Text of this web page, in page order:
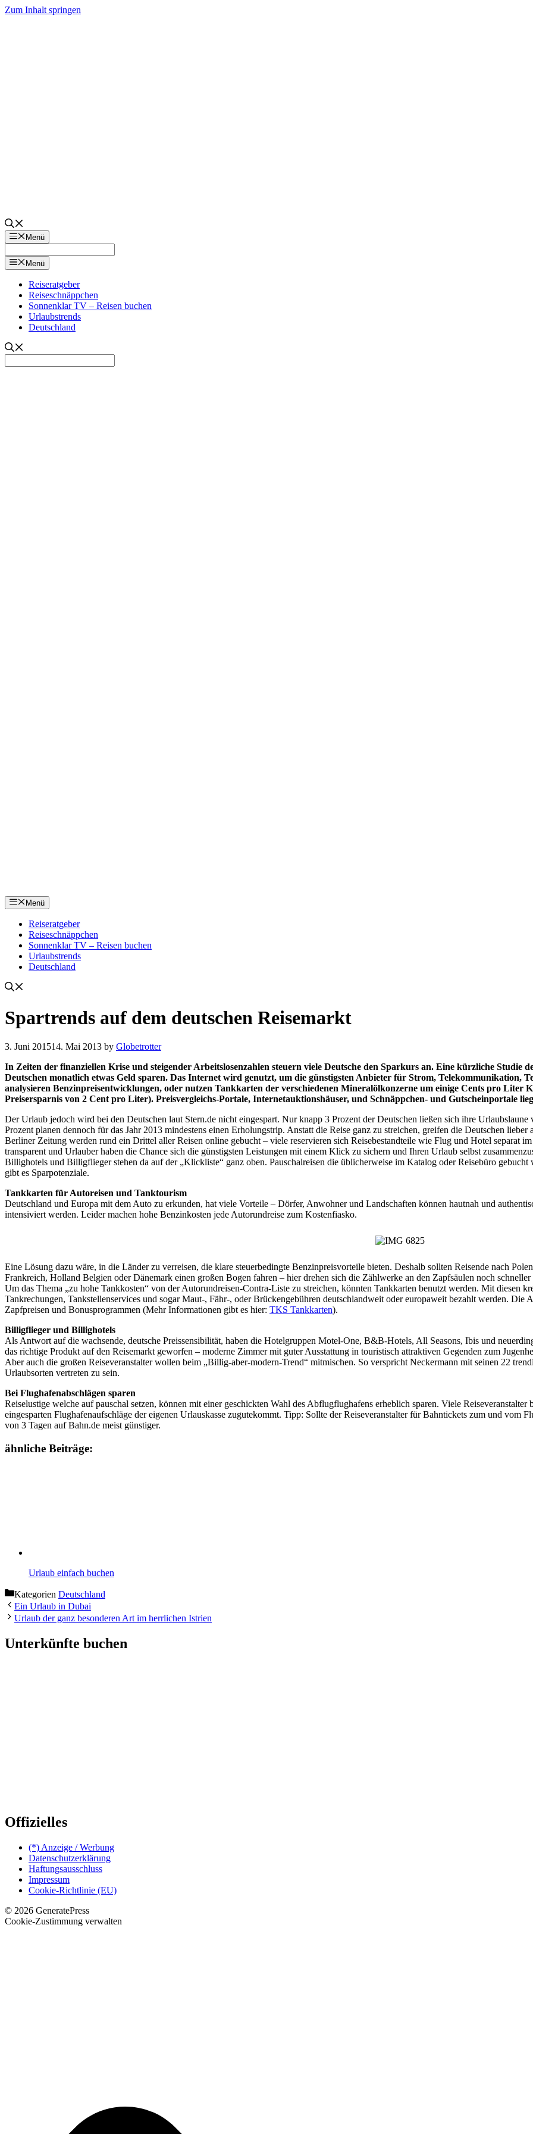
Zum Inhalt springen
Menü
Menü
Reiseratgeber
Reiseschnäppchen
Sonnenklar TV – Reisen buchen
Urlaubstrends
Deutschland
Menü
Reiseratgeber
Reiseschnäppchen
Sonnenklar TV – Reisen buchen
Urlaubstrends
Deutschland
Spartrends auf dem deutschen Reisemarkt
3. Juni 201514. Mai 2013 by Globetrotter
In Zeiten der finanziellen Krise und steigender Arbeitslosenzahlen steuern viele Deutsche den Sparkurs an. Eine kürzliche Studie
Deutschen monatlich etwas Geld sparen. Das Internet wird genutzt, um die günstigsten Anbieter für Strom, Telekommunikation,
analysieren Benzinpreisentwicklungen, oder nutzen Tankkarten der verschiedenen Mineralölkonzerne um einige Cents pro Liter
Preisersparnis von 2 Cent pro Liter). Preisvergleichs-Portale, Internetauktionshäuser, und Schnäppchen- und Gutscheinportale
Der Urlaub jedoch wird bei den Deutschen laut Stern.de nicht eingespart. Nur knapp 3 Prozent der Deutschen ließen sich ihre
Prozent planen dennoch für das Jahr 2013 mindestens einen Erholungstrip. Anstatt die Reise ganz zu streichen, greifen die Deutschen
Berliner Zeitung werden rund ein Drittel aller Reisen online gebucht – viele reservieren sich Reisebestandteile wie Flug und Hotel separat
transparent und Urlauber haben die Chance sich die günstigsten Leistungen mit einem Klick zu sichern und Ihren Urlaub selbst
Billighotels und Billigflieger stehen da auf der „Klickliste“ ganz oben. Pauschalreisen die üblicherweise im Katalog oder Reisebüro
gibt es Sparpotenziale.
Tankkarten für Autoreisen und Tanktourism
Deutschland und Europa mit dem Auto zu erkunden, hat viele Vorteile – Dörfer, Anwohner und Landschaften können hautnah und
intensiviert werden. Leider machen hohe Benzinkosten jede Autorundreise zum Kostenfiasko.
Eine Lösung dazu wäre, in die Länder zu verreisen, die klare steuerbedingte Benzinpreisvorteile bieten. Deshalb sollten Reisende nach
Frankreich, Holland Belgien oder Dänemark einen großen Bogen fahren – hier drehen sich die Zählwerke an den Zapfsäulen noch
Um das Thema „zu hohe Tankkosten“ von der Autorundreisen-Contra-Liste zu streichen, könnten Tankkarten benutzt werden. Mit diesen
Tankrechungen, Tankstellenservices und sogar Maut-, Fähr-, oder Brückengebühren deutschlandweit oder europaweit bezahlt werden. Die
Zapfpreisen und Bonusprogrammen (Mehr Informationen gibt es hier: TKS Tankkarten).
Billigflieger und Billighotels
Als Antwort auf die wachsende, deutsche Preissensibilität, haben die Hotelgruppen Motel-One, B&B-Hotels, All Seasons, Ibis und
das richtige Produkt auf den Reisemarkt geworfen – moderne Zimmer mit guter Ausstattung in touristisch attraktiven Gegenden zum
Aber auch die großen Reiseveranstalter wollen beim „Billig-aber-modern-Trend“ mitmischen. So verspricht Neckermann mit seinen 22
Urlaubsorten vertreten zu sein.
Bei Flughafenabschlägen sparen
Reiselustige welche auf pauschal setzen, können mit einer geschickten Wahl des Abflugflughafens erheblich sparen. Viele
eingesparten Flughafenaufschläge der eigenen Urlauskasse zugutekommt. Tipp: Sollte der Reiseveranstalter für Bahntickets zum und vom
von 3 Tagen auf Bahn.de meist günstiger.
ähnliche Beiträge:
Urlaub einfach buchen
Kategorien Deutschland
Ein Urlaub in Dubai
Urlaub der ganz besonderen Art im herrlichen Istrien
Unterkünfte buchen
Offizielles
(*) Anzeige / Werbung
Datenschutzerklärung
Haftungsausschluss
Impressum
Cookie-Richtlinie (EU)
© 2026 GeneratePress
Cookie-Zustimmung verwalten